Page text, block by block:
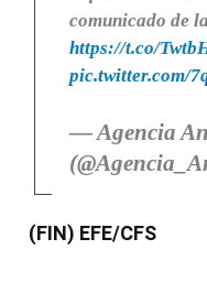
comunicado de
https://t.co/
pic.twitter.com/
— Agencia
(FIN) EFE/CFS